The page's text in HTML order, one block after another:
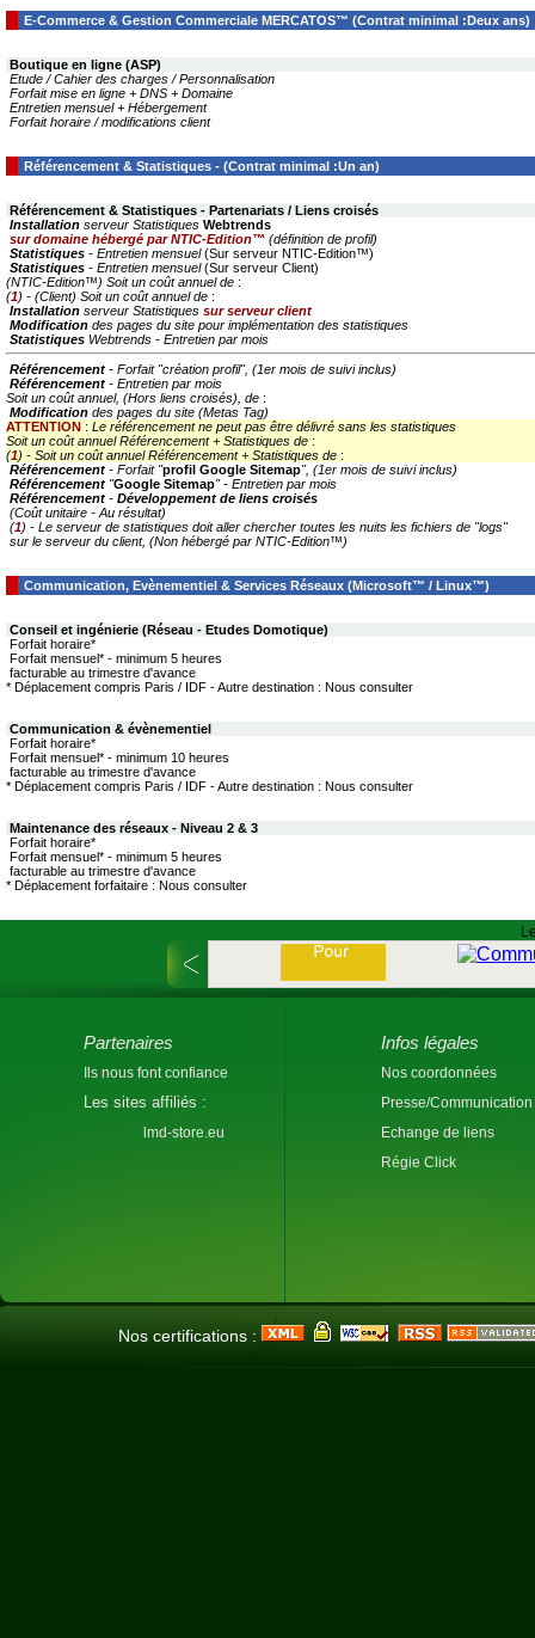
E-Commerce & Gestion Commerciale MERCATOS™ (Contrat minimal :Deux ans)
Boutique en ligne (ASP)
Etude / Cahier des charges / Personnalisation
Forfait mise en ligne + DNS + Domaine
Entretien mensuel + Hébergement
Forfait horaire / modifications client
Référencement & Statistiques - (Contrat minimal :Un an)
Référencement & Statistiques - Partenariats / Liens croisés
Installation serveur Statistiques Webtrends
sur domaine hébergé par NTIC-Edition™ (définition de profil)
Statistiques - Entretien mensuel(Sur serveur NTIC-Edition™)
Statistiques - Entretien mensuel(Sur serveur Client)
(NTIC-Edition™) Soit un coût annuel de :
(1) - (Client) Soit un coût annuel de :
Installation serveur Statistiques sur serveur client
Modification des pages du site pour implémentation des statistiques
Statistiques Webtrends - Entretien par mois
Référencement - Forfait "création profil", (1er mois de suivi inclus)
Référencement - Entretien par mois
Soit un coût annuel, (Hors liens croisés), de :
Modification des pages du site (Metas Tag)
ATTENTION : Le référencement ne peut pas être délivré sans les statistiques
Soit un coût annuel Référencement + Statistiques de :
(1) - Soit un coût annuel Référencement + Statistiques de :
Référencement - Forfait "profil Google Sitemap", (1er mois de suivi inclus)
Référencement "Google Sitemap" - Entretien par mois
Référencement - Développement de liens croisés
(Coût unitaire - Au résultat)
(1) - Le serveur de statistiques doit aller chercher toutes les nuits les fichiers de "logs"
sur le serveur du client, (Non hébergé par NTIC-Edition™)
Communication, Evènementiel & Services Réseaux (Microsoft™ / Linux™)
Conseil et ingénierie (Réseau - Etudes Domotique)
Forfait horaire*
Forfait mensuel* - minimum 5 heures
facturable au trimestre d'avance
* Déplacement compris Paris / IDF - Autre destination : Nous consulter
Communication & évènementiel
Forfait horaire*
Forfait mensuel* - minimum 10 heures
facturable au trimestre d'avance
* Déplacement compris Paris / IDF - Autre destination : Nous consulter
Maintenance des réseaux - Niveau 2 & 3
Forfait horaire*
Forfait mensuel* - minimum 5 heures
facturable au trimestre d'avance
* Déplacement forfaitaire : Nous consulter
Partenaires
Ils nous font confiance
Les sites affiliés :
lmd-store.eu
Infos légales
Nos coordonnées
Presse/Communication
Echange de liens
Régie Click
Nos certifications :